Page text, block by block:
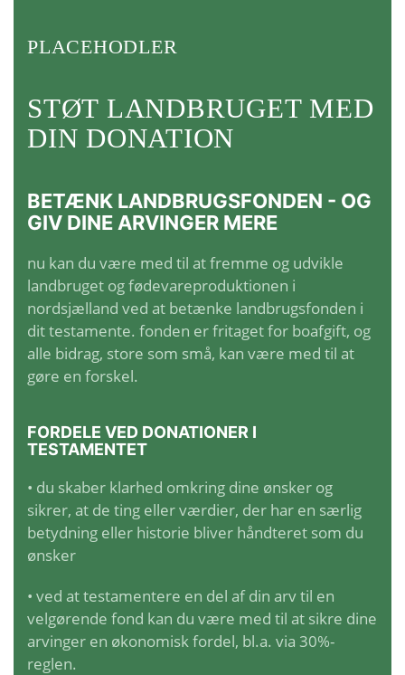
PLACEHODLER
STØT LANDBRUGET MED
DIN DONATION
BETÆNK LANDBRUGSFONDEN - OG
GIV DINE ARVINGER MERE
nu kan du være med til at fremme og udvikle
landbruget og fødevareproduktionen i
nordsjælland ved at betænke landbrugsfonden i
dit testamente. fonden er fritaget for boafgift, og
alle bidrag, store som små, kan være med til at
gøre en forskel.
FORDELE VED DONATIONER I
TESTAMENTET
• du skaber klarhed omkring dine ønsker og
sikrer, at de ting eller værdier, der har en særlig
betydning eller historie bliver håndteret som du
ønsker
• ved at testamentere en del af din arv til en
velgørende fond kan du være med til at sikre dine
arvinger en økonomisk fordel, bl.a. via 30%-
reglen.